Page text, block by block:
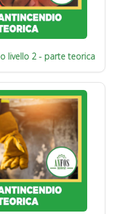
livello 2 - parte teorica